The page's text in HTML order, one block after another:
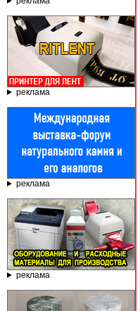
реклама
реклама
реклама